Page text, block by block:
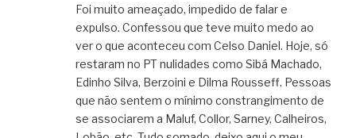
Foi muito ameaçado, impedido de falar e
expulso. Confessou que teve muito medo ao
ver o que aconteceu com Celso Daniel. Hoje, só
restaram no PT nulidades como Sibá Machado,
Edinho Silva, Berzoini e Dilma Rousseff. Pessoas
que não sentem o mínimo constrangimento de
se associarem a Maluf, Collor, Sarney, Calheiros,